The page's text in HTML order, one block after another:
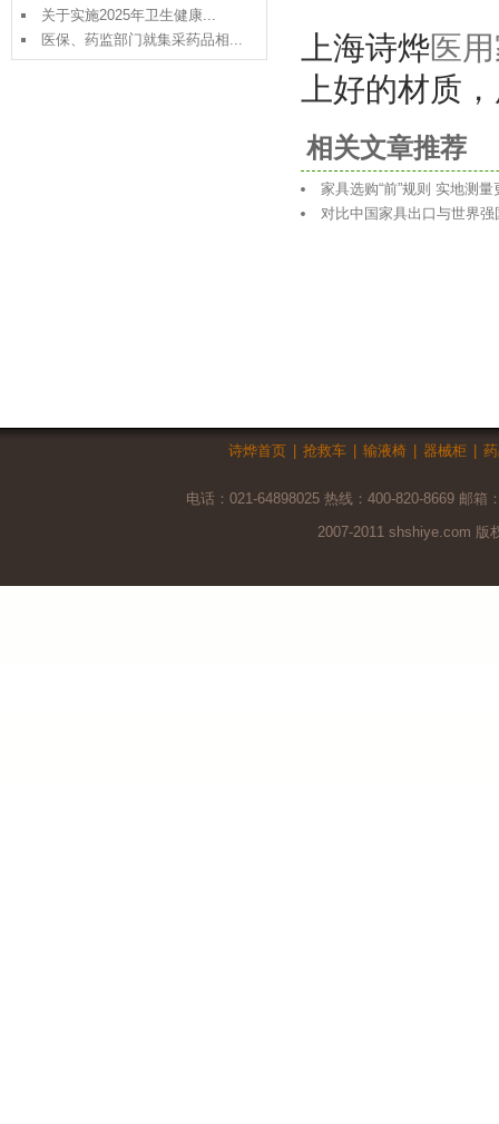
关于实施2025年卫生健康...
医保、药监部门就集采药品相...
上海诗烨医
上好的材质
相关文章推荐
家具选购“前”规则 实地测量
对比中国家具出口与世界强
诗烨首页 抢救车 输液椅 器械柜
电话：021-64898025 热线：400-820-8669 邮箱
2007-2011 shshiye.com 版